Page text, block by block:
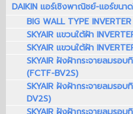
DAIKIN แอร์เชิงพาณิชย์-แอร์ขนา
BIG WALL TYPE
SKYAIR แขวนใต้ฝ้า
SKYAIR แขวนใต้ฝ้า
SKYAIR ฝังฝ้ากระจายลมรอบ
(FCTF-BV2S)
SKYAIR ฝังฝ้ากระจายลมรอ
DV2S)